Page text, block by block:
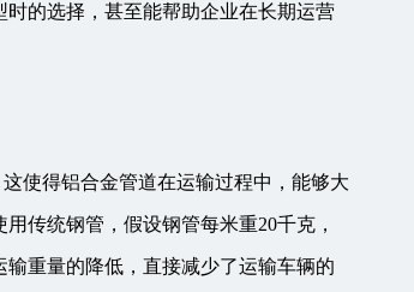
的选择，甚至能帮助企业在长期运营
这使得铝合金管道在运输过程中，能够大
传统钢管，假设钢管每米重20千克，
输重量的降低，直接减少了运输车辆的